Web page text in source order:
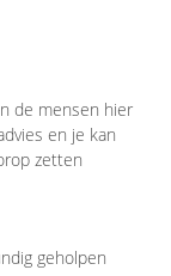
de mensen hier
en je kan
zetten
geholpen